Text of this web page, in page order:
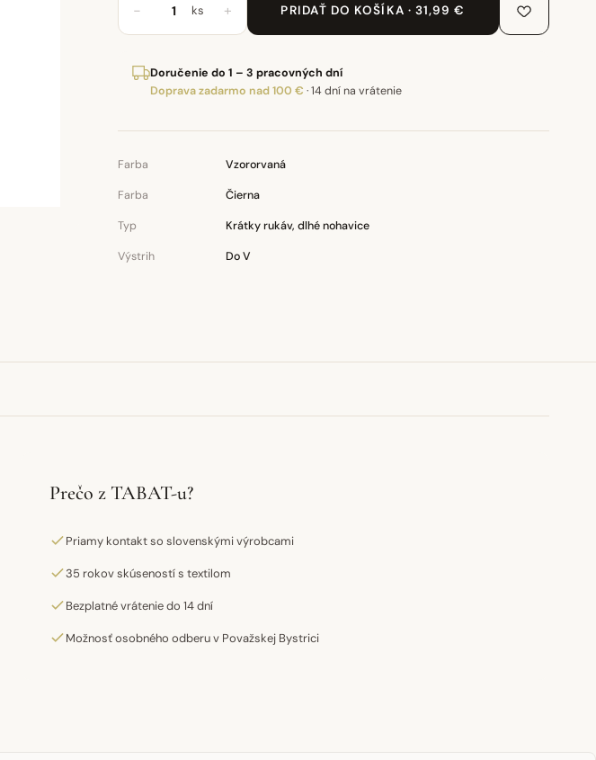
− ks + PRIDAŤ DO KOŠÍKA · 31,99 €
Doručenie do 1 – 3 pracovných dní
Doprava zadarmo nad 100 € ·14 dní na vrátenie
Farba Vzororvaná
Farba Čierna
Typ Krátky rukáv, dlhé nohavice
Výstrih Do V
Prečo z TABAT-u?
Priamy kontakt so slovenskými výrobcami
35 rokov skúseností s textilom
Bezplatné vrátenie do 14 dní
Možnosť osobného odberu v Považskej Bystrici